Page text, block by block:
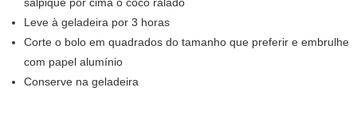
Leve à geladeira por 3 horas
Corte o bolo em quadrados do tamanho que preferir e embrulhe
com papel alumínio
Conserve na geladeira